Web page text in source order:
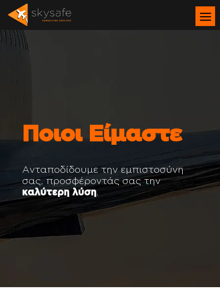
Ποιοι Είμαστε
Ανταποδίδουμε την εμπιστοσύνη
σας, προσφέροντάς σας την
καλύτερη λύση.